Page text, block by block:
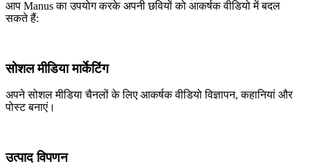
आप Manus का उपयोग करके अपनी छवियों को आकर्षक वीडियो में बदल
सकते हैं:
सोशल मीडिया मार्केटिंग
अपने सोशल मीडिया चैनलों के लिए आकर्षक वीडियो विज्ञापन, कहानियां और
पोस्ट बनाएं।
उत्पाद विपणन